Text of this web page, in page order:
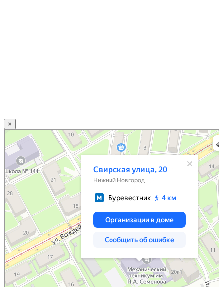
×
Нижний Новгород
Свирская улица, 20 — Яндекс.Карты